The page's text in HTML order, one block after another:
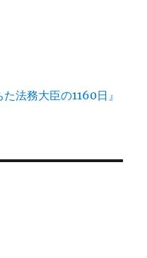
法務大臣の1160日』